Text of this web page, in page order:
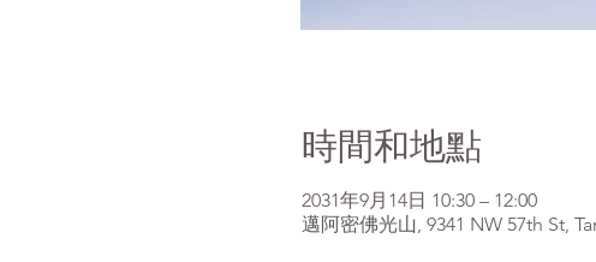
時間和地點
2031年9月14日 10:30 – 12:00
邁阿密佛光山, 9341 NW 57th St,